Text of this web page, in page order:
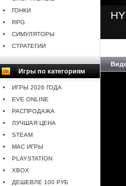
ГОНКИ
RPG
СИМУЛЯТОРЫ
СТРАТЕГИИ
Игры по категориям
ИГРЫ 2026 ГОДА
EVE ONLINE
РАСПРОДАЖА
ЛУЧШАЯ ЦЕНА
STEAM
MAC ИГРЫ
PLAYSTATION
XBOX
ДЕШЕВЛЕ 100 РУБ